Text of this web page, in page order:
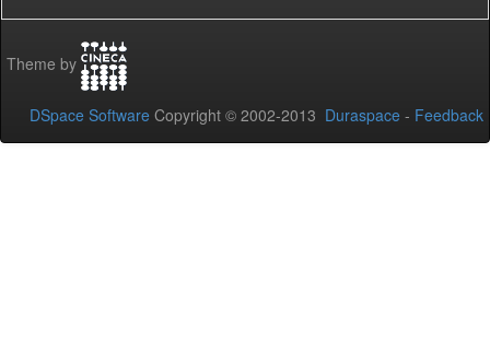
Theme by
DSpace Software Copyright © 2002-2013 Duraspace - Feedback